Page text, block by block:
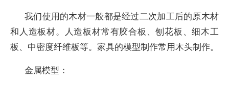
我们使用的木材一般都是经过二次加工后的原木材
和人造板材。人造板材常有胶合板、刨花板、细木工
板、中密度纤维板等。家具的模型制作常用木头制作。
金属模型：